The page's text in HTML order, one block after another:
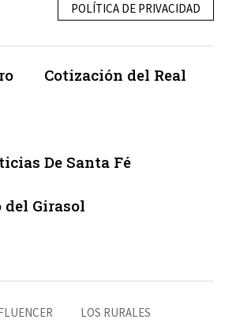
POLÍTICA DE PRIVACIDAD
Cotización del Real
De Santa Fé
del Girasol
LOS RURALES